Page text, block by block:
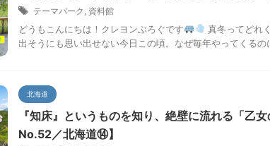
テーマパーク , 資料館
どうもこんにちは！クレヨンぶろぐです 真冬ってどれ
出そうにも思い出せない今日この頃。なぜ毎年やってくる
北海道
『知床』というものを知り、絶壁に流れる「乙
No.52／北海道⑭】